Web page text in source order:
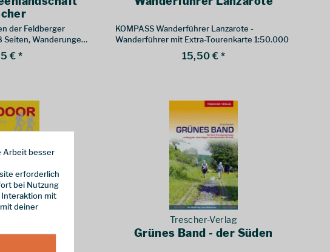
der Feldberger
Seiten, Wanderungen,
€ *
KOMPASS Wanderführer Lanzarote -
Wanderführer mit Extra-Tourenkarte 1:50.000
15,50 € *
Verlag
Balkans
Trescher-Verlag
Grünes Band - der Süden
Arbeit besser
erforderlich
bei Nutzung
mit
deiner